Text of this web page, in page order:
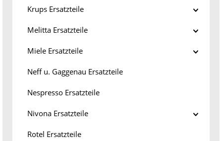
Krups Ersatzteile
Melitta Ersatzteile
Miele Ersatzteile
Neff u. Gaggenau Ersatzteile
Nespresso Ersatzteile
Nivona Ersatzteile
Rotel Ersatzteile